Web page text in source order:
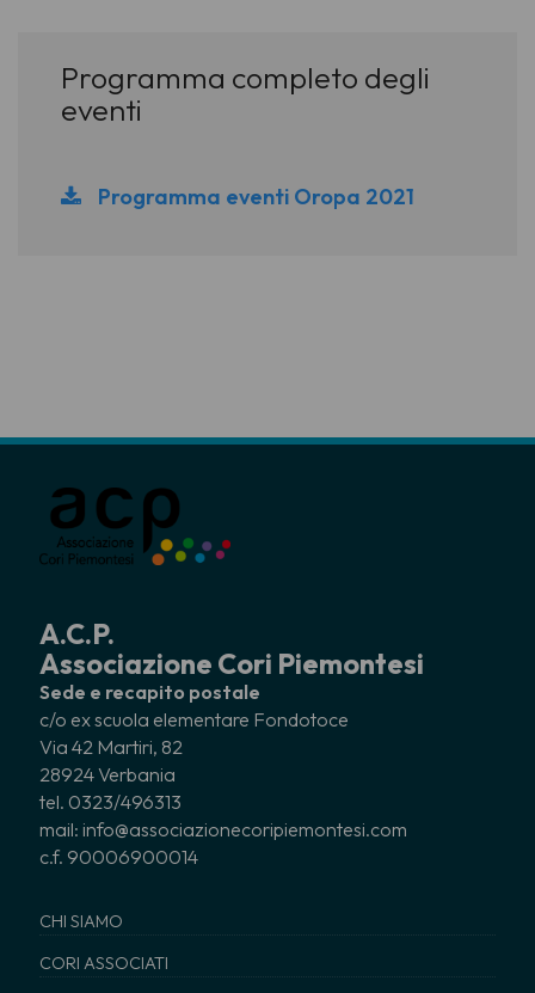
Programma completo degli
eventi
Programma eventi Oropa 2021
A.C.P.
Associazione Cori Piemontesi
Sede e recapito postale
c/o ex scuola elementare Fondotoce
Via 42 Martiri, 82
28924 Verbania
tel. 0323/496313
mail: info@associazionecoripiemontesi.com
c.f. 90006900014
CHI SIAMO
CORI ASSOCIATI